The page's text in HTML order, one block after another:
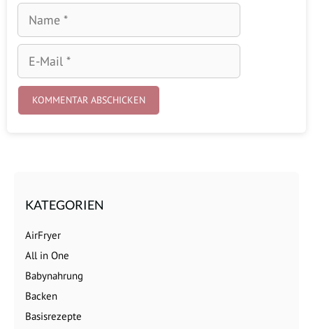
Name
Mail
KATEGORIEN
AirFryer
All in One
Babynahrung
Backen
Basisrezepte